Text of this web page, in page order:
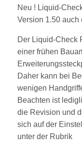
Neu ! Liquid-
Version 1.50
Der Liquid-Check
einer frühen
Daher kann bei
wenigen
Beachten ist
die Revision und
sich auf der
unter der Rubrik